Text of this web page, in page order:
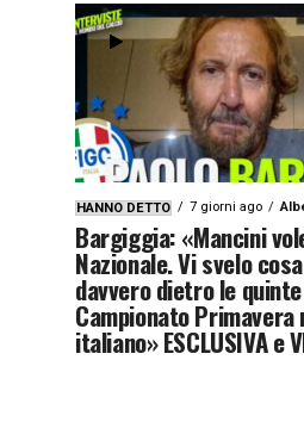
HANNO DETTO 7 giorni ago
Bargiggia: «Mancini
Nazionale. Vi svelo
davvero dietro le
Campionato
italiano» ESCLUSIVA e